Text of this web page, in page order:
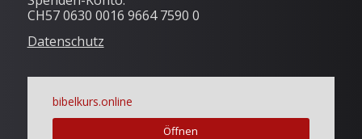
CH57 0630 0016 9664 7590 0
Datenschutz
bibelkurs.online
Öffnen